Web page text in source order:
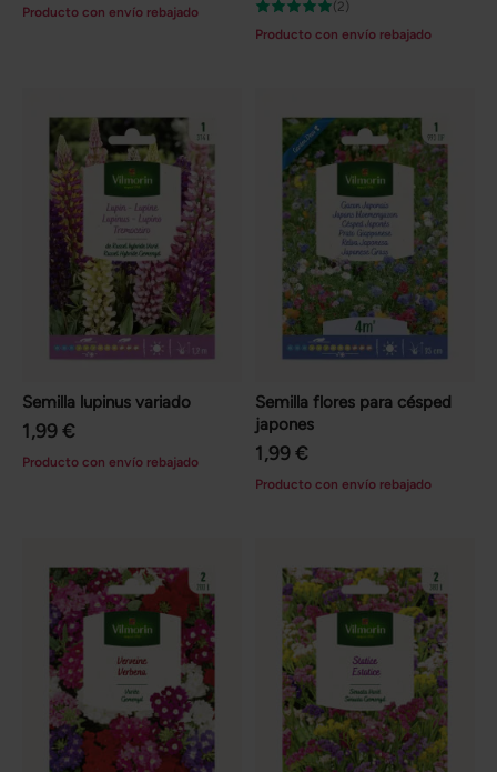
Producto con envío rebajado
(2)
Producto con envío rebajado
Semilla lupinus variado
1,99 €
Producto con envío rebajado
Semilla flores para césped
japones
1,99 €
Producto con envío rebajado